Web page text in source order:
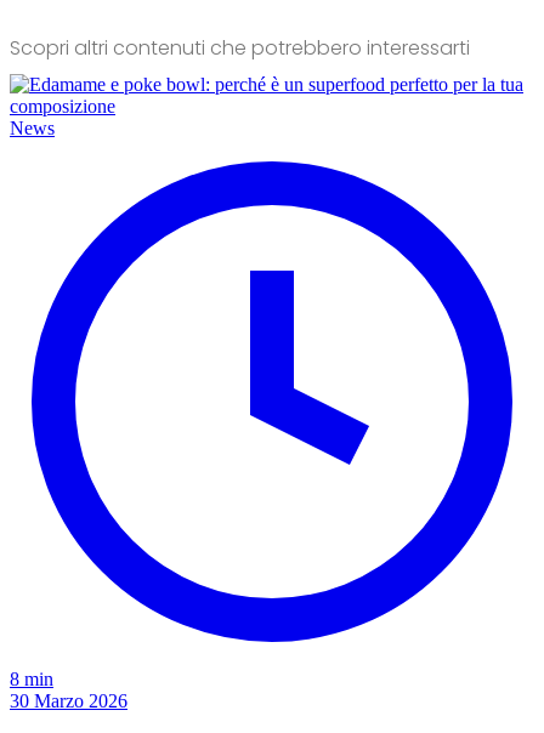
Scopri altri contenuti che potrebbero interessarti
News
8 min
30 Marzo 2026